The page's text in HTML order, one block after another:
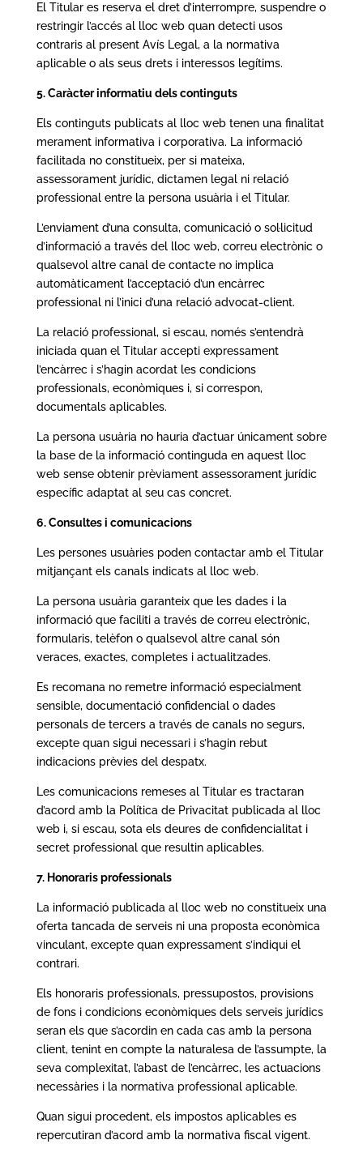
El Titular es reserva el dret d’interrompre, suspendre o
restringir l’accés al lloc web quan detecti usos
contraris al present Avís Legal, a la normativa
aplicable o als seus drets i interessos legítims.
5. Caràcter informatiu dels continguts
Els continguts publicats al lloc web tenen una finalitat
merament informativa i corporativa. La informació
facilitada no constitueix, per si mateixa,
assessorament jurídic, dictamen legal ni relació
professional entre la persona usuària i el Titular.
L’enviament d’una consulta, comunicació o sol·licitud
d’informació a través del lloc web, correu electrònic o
qualsevol altre canal de contacte no implica
automàticament l’acceptació d’un encàrrec
professional ni l’inici d’una relació advocat-client.
La relació professional, si escau, només s’entendrà
iniciada quan el Titular accepti expressament
l’encàrrec i s’hagin acordat les condicions
professionals, econòmiques i, si correspon,
documentals aplicables.
La persona usuària no hauria d’actuar únicament sobre
la base de la informació continguda en aquest lloc
web sense obtenir prèviament assessorament jurídic
específic adaptat al seu cas concret.
6. Consultes i comunicacions
Les persones usuàries poden contactar amb el Titular
mitjançant els canals indicats al lloc web.
La persona usuària garanteix que les dades i la
informació que faciliti a través de correu electrònic,
formularis, telèfon o qualsevol altre canal són
veraces, exactes, completes i actualitzades.
Es recomana no remetre informació especialment
sensible, documentació confidencial o dades
personals de tercers a través de canals no segurs,
excepte quan sigui necessari i s’hagin rebut
indicacions prèvies del despatx.
Les comunicacions remeses al Titular es tractaran
d’acord amb la Política de Privacitat publicada al lloc
web i, si escau, sota els deures de confidencialitat i
secret professional que resultin aplicables.
7. Honoraris professionals
La informació publicada al lloc web no constitueix una
oferta tancada de serveis ni una proposta econòmica
vinculant, excepte quan expressament s’indiqui el
contrari.
Els honoraris professionals, pressupostos, provisions
de fons i condicions econòmiques dels serveis jurídics
seran els que s’acordin en cada cas amb la persona
client, tenint en compte la naturalesa de l’assumpte, la
seva complexitat, l’abast de l’encàrrec, les actuacions
necessàries i la normativa professional aplicable.
Quan sigui procedent, els impostos aplicables es
repercutiran d’acord amb la normativa fiscal vigent.